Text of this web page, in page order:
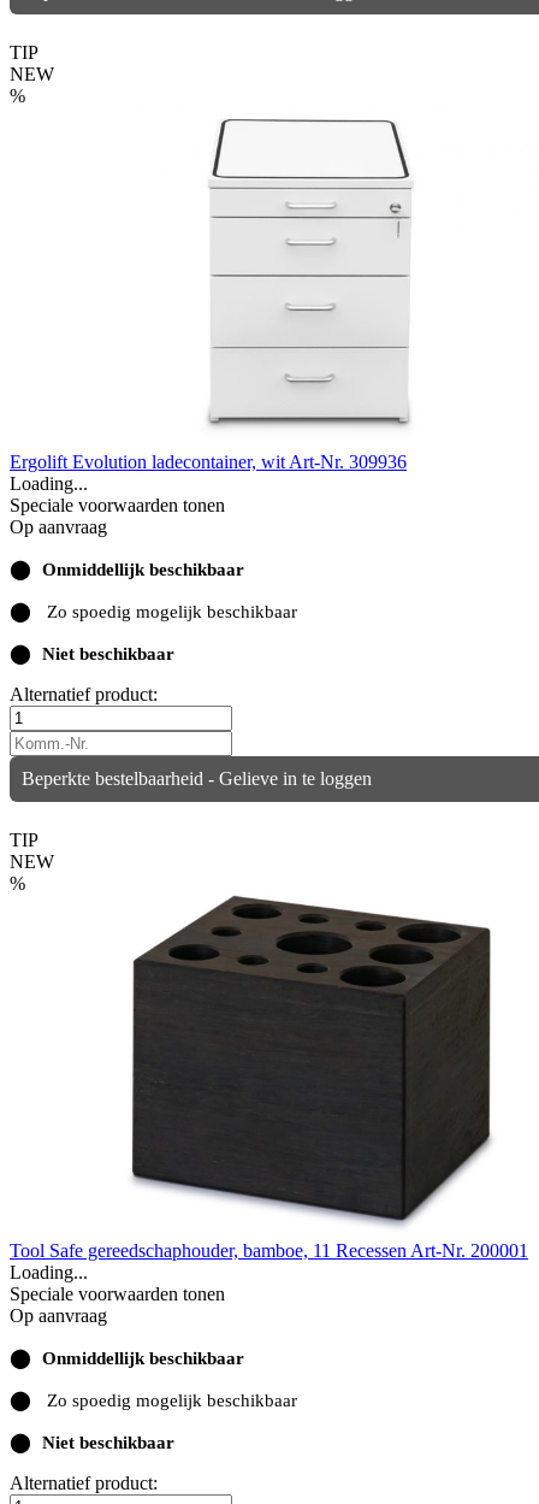
TIP
NEW
%
Ergolift Evolution ladecontainer, wit Art-Nr. 309936
Loading...
Speciale voorwaarden tonen
Op aanvraag
⬤ Onmiddellijk beschikbaar
⬤ Zo spoedig mogelijk beschikbaar
⬤ Niet beschikbaar
Alternatief product:
Beperkte bestelbaarheid - Gelieve in te loggen
TIP
NEW
%
Tool Safe gereedschaphouder, bamboe, 11 Recessen Art-Nr. 200001
Loading...
Speciale voorwaarden tonen
Op aanvraag
⬤ Onmiddellijk beschikbaar
⬤ Zo spoedig mogelijk beschikbaar
⬤ Niet beschikbaar
Alternatief product: